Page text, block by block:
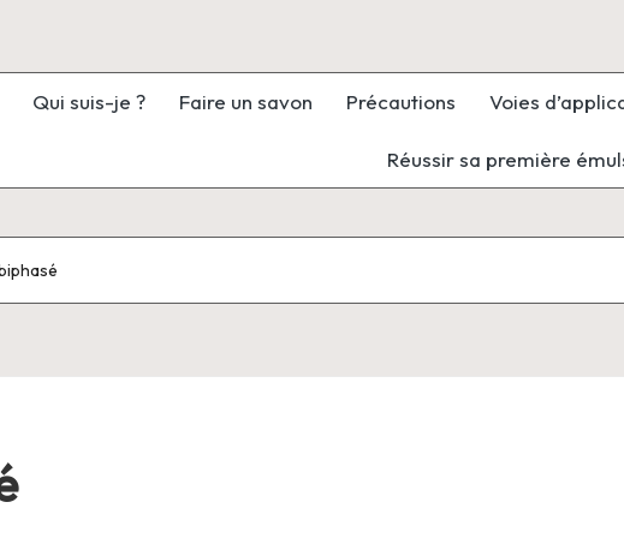
Qui suis-je ? Faire un savon Précautions Voies
Réussir sa première